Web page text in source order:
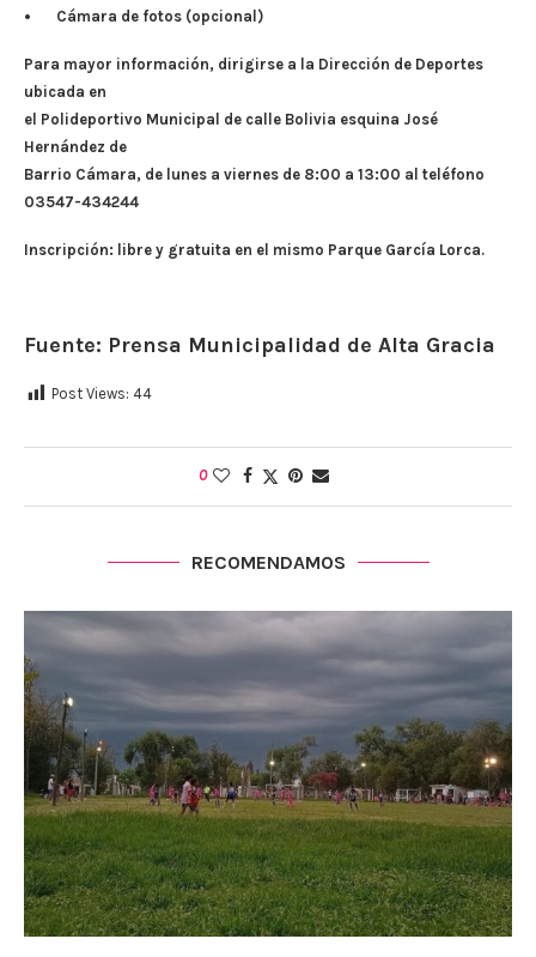
• Cámara de fotos (opcional)
Para mayor información, dirigirse a la Dirección de Deportes
ubicada en
el Polideportivo Municipal de calle Bolivia esquina José
Hernández de
Barrio Cámara, de lunes a viernes de 8:00 a 13:00 al teléfono
03547-434244
Inscripción: libre y gratuita en el mismo Parque García Lorca.
Fuente: Prensa Municipalidad de Alta Gracia
Post Views: 44
0
RECOMENDAMOS